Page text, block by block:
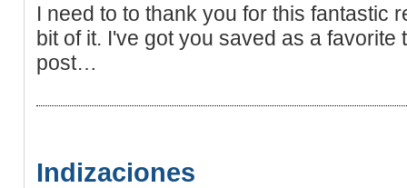
I need to to thank you for this fantastic
bit of it. I've got you saved as a favorite
post…
Indizaciones